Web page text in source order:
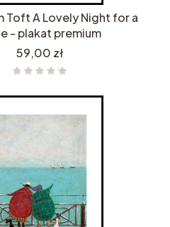
Toft A Lovely Night for a
- plakat premium
Cena
59,00 zł